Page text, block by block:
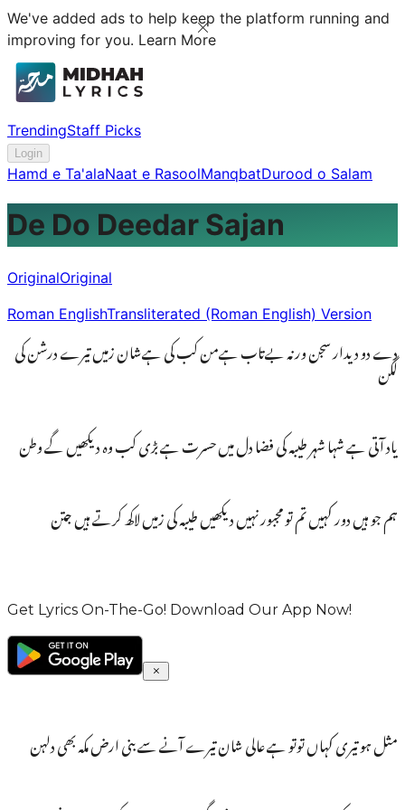
We've added ads to help keep the platform running and
improving for you. Learn More
TrendingStaff Picks
Login
Hamd e Ta'alaNaat e RasoolManqbatDurood o Salam
De Do Deedar Sajan
OriginalOriginal
Roman EnglishTransliterated (Roman English) Version
دے دو دیدار سجن ورنہ بےتاب ہےمن کب کی ہےشان زمیں تیرے درشن کی
لگن
یاد آتی ہے شہا شہر طیبہ کی فضا دل میں حسرت ہے بڑی کب وہ دیکھیں گے وطن
ہم جو ہیں دور کہیں تم تو مجبور نہیں دیکھیں طیبہ کی زمیں لاکھ کرتے ہیں جتن
Get Lyrics On-The-Go! Download Our App Now!
مثل ہو تیری کہاں توتو ہے عالی شان تیرے آنے سے بنی ارض مکہ بھی دلہن